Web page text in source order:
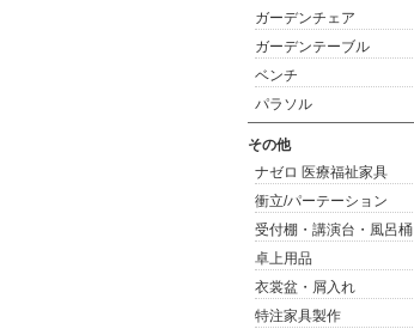
ガーデンチェア
ガーデンテーブル
ベンチ
パラソル
その他
ナゼロ 医療福祉家具
衝立/パーテーション
受付棚・講演台・風呂桶
卓上用品
衣裳盆・屑入れ
特注家具製作